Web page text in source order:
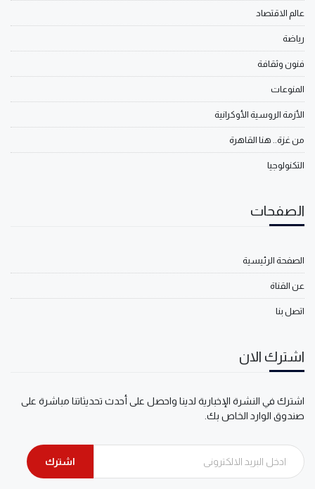
عالم الاقتصاد
رياضة
فنون وثقافة
المنوعات
الأزمة الروسية الأوكرانية
من غزة.. هنا القاهرة
التكنولوجيا
الصفحات
الصفحة الرئيسية
عن القناة
اتصل بنا
اشترك الان
اشترك في النشرة الإخبارية لدينا واحصل على أحدث تحديثاتنا مباشرة على
صندوق الوارد الخاص بك.
اشترك